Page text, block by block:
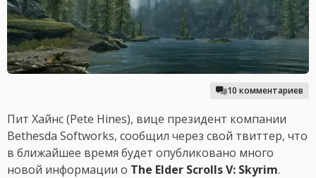
10 комментариев
Пит Хайнс (Pete Hines), вице президент компании
Bethesda Softworks, сообщил через свой твиттер, что
в ближайшее время будет опубликовано много
новой информации о The Elder Scrolls V: Skyrim.